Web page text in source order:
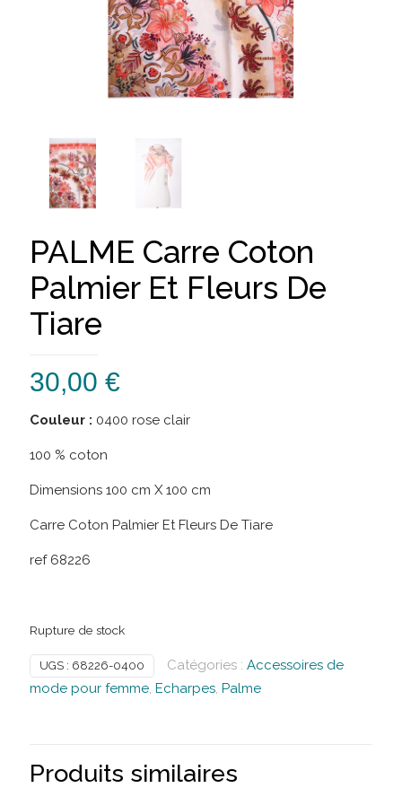
PALME Carre Coton
Palmier Et Fleurs De
Tiare
30,00 €
Couleur : 0400 rose clair
100 % coton
Dimensions 100 cm X 100 cm
Carre Coton Palmier Et Fleurs De Tiare
ref 68226
Rupture de stock
UGS : 68226-0400 Catégories : Accessoires de
mode pour femme Echarpes Palme
Produits similaires